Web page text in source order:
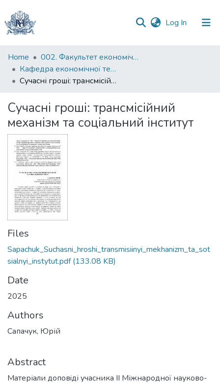
Log In (current)
Communities
&
Collections
Statistics
Home
002. Факультет економічних наук
Кафедра економічної теорії
Сучасні гроші: трансмісійний механізм та соціальний інститут
Сучасні гроші: трансмісійний
механізм та соціальний інститут
Files
Sapachuk_Suchasni_hroshi_transmisiinyi_mekhanizm_ta_sot
sialnyi_instytut.pdf(133.08 KB)
Date
2025
Authors
Сапачук, Юрій
Abstract
Матеріали доповiді учасника ІІ Міжнародної науково-